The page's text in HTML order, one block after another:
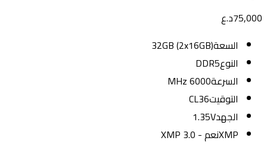
75,000د.ع
السعة32GB (2x16GB)
النوعDDR5
السرعة6000 MHz
التوقيتCL36
الجهد1.35V
XMPنعم - XMP 3.0